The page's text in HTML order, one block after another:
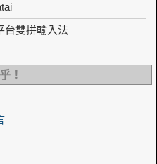
台雙拼輸入法
！